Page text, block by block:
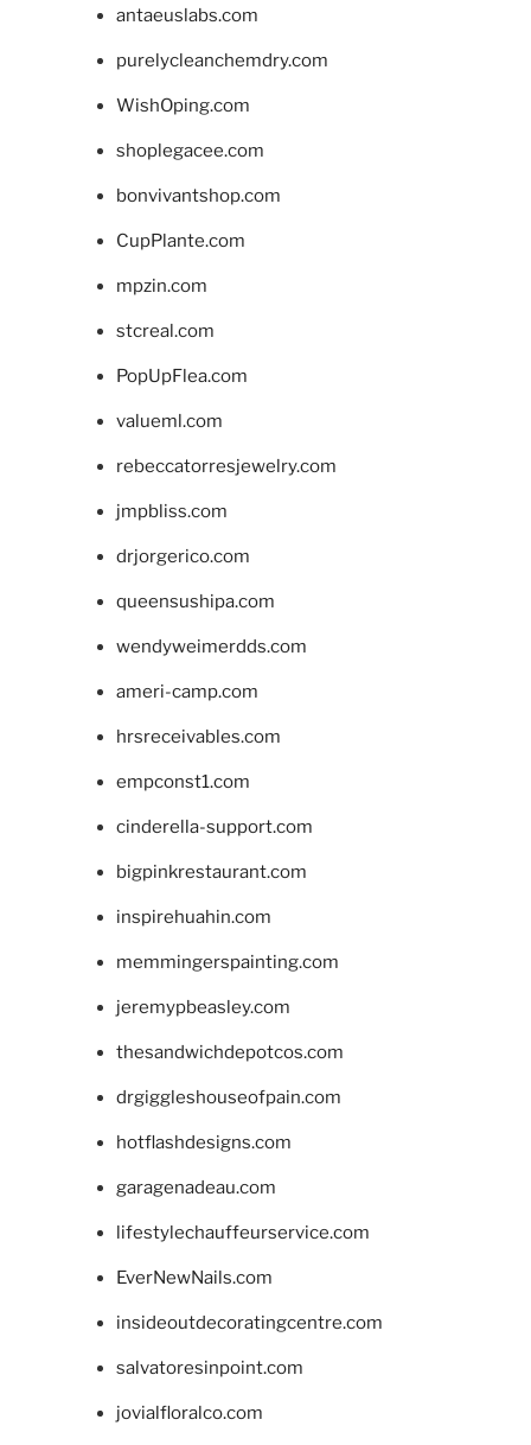
antaeuslabs.com
purelycleanchemdry.com
WishOping.com
shoplegacee.com
bonvivantshop.com
CupPlante.com
mpzin.com
stcreal.com
PopUpFlea.com
valueml.com
rebeccatorresjewelry.com
jmpbliss.com
drjorgerico.com
queensushipa.com
wendyweimerdds.com
ameri-camp.com
hrsreceivables.com
empconst1.com
cinderella-support.com
bigpinkrestaurant.com
inspirehuahin.com
memmingerspainting.com
jeremypbeasley.com
thesandwichdepotcos.com
drgiggleshouseofpain.com
hotflashdesigns.com
garagenadeau.com
lifestylechauffeurservice.com
EverNewNails.com
insideoutdecoratingcentre.com
salvatoresinpoint.com
jovialfloralco.com